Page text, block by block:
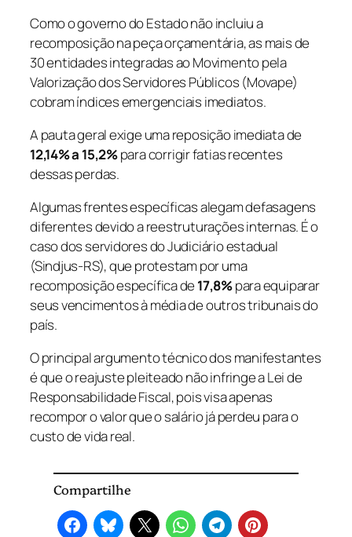
Como o governo do Estado não incluiu a
recomposição na peça orçamentária, as mais de
30 entidades integradas ao Movimento pela
Valorização dos Servidores Públicos (Movape)
cobram índices emergenciais imediatos.
A pauta geral exige uma reposição imediata de
12,14% a 15,2%para corrigir fatias recentes
dessas perdas.
Algumas frentes específicas alegam defasagens
diferentes devido a reestruturações internas. É o
caso dos servidores do Judiciário estadual
(Sindjus-RS), que protestam por uma
recomposição específica de 17,8%para equiparar
seus vencimentos à média de outros tribunais do
país.
O principal argumento técnico dos manifestantes
é que o reajuste pleiteado não infringe a Lei de
Responsabilidade Fiscal, pois visa apenas
recompor o valor que o salário já perdeu para o
custo de vida real.
Compartilhe